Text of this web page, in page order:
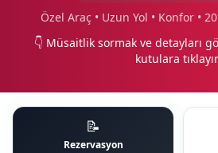
Özel Araç • Uzun Yol • Konfor •
👇 Müsaitlik sormak ve detayları
kutulara
📝
Rezervasyon